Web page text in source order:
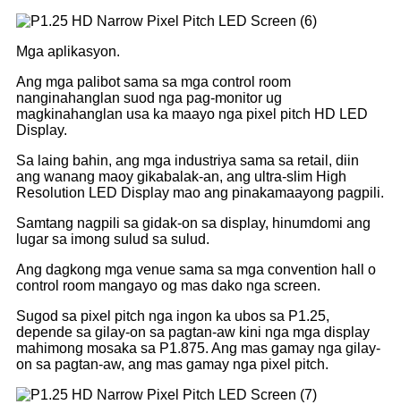
Mga aplikasyon.
Ang mga palibot sama sa mga control room
nanginahanglan suod nga pag-monitor ug
magkinahanglan usa ka maayo nga pixel pitch HD LED
Display.
Sa laing bahin, ang mga industriya sama sa retail, diin
ang wanang maoy gikabalak-an, ang ultra-slim High
Resolution LED Display mao ang pinakamaayong pagpili.
Samtang nagpili sa gidak-on sa display, hinumdomi ang
lugar sa imong sulud sa sulud.
Ang dagkong mga venue sama sa mga convention hall o
control room mangayo og mas dako nga screen.
Sugod sa pixel pitch nga ingon ka ubos sa P1.25,
depende sa gilay-on sa pagtan-aw kini nga mga display
mahimong mosaka sa P1.875. Ang mas gamay nga gilay-
on sa pagtan-aw, ang mas gamay nga pixel pitch.